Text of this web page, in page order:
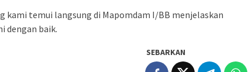
kami temui langsung di Mapomdam I/BB menjelaskan
dengan baik.
SEBARKAN